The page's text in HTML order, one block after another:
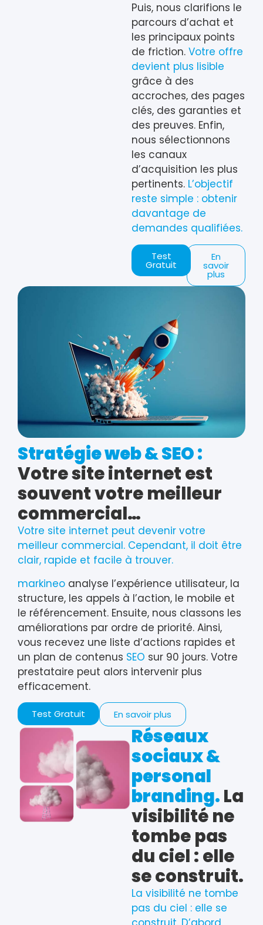
Puis, nous clarifions le
parcours d’achat et
les principaux points
de friction. Votre offre
devient plus lisible
grâce à des
accroches, des pages
clés, des garanties et
des preuves. Enfin,
nous sélectionnons
les canaux
d’acquisition les plus
pertinents. L’objectif
reste simple : obtenir
davantage de
demandes qualifiées.
Test
Gratuit
En
savoir
plus
Stratégie web & SEO :
Votre site internet est
souvent votre meilleur
commercial…
Votre site internet peut devenir votre
meilleur commercial. Cependant, il doit être
clair, rapide et facile à trouver.
markineo analyse l’expérience utilisateur, la
structure, les appels à l’action, le mobile et
le référencement. Ensuite, nous classons les
améliorations par ordre de priorité. Ainsi,
vous recevez une liste d’actions rapides et
un plan de contenus SEO sur 90 jours. Votre
prestataire peut alors intervenir plus
efficacement.
Test Gratuit En savoir plus
Réseaux
sociaux &
personal
branding. La
visibilité ne
tombe pas
du ciel : elle
se construit.
La visibilité ne tombe
pas du ciel : elle se